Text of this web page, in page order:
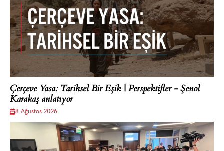
Çerçeve Yasa: Tarihsel Bir Eşik | Perspektifler - Şenol
Karakaş anlatıyor
8 Ağustos 2026